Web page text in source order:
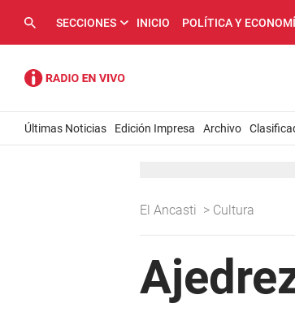
SECCIONES INICIO POLÍTICA Y
Últimas Noticias Edición Impresa Archivo
El Ancasti > Cultura